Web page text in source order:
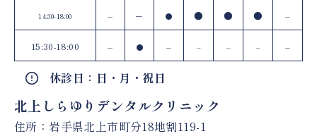
14:30-18:00 – – ● ● ● ● –
15:30-18:00 – ● – – – – –
休診日：日・月・祝日
北上しらゆりデンタルクリニック
住所：岩手県北上市町分18地割119-1